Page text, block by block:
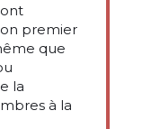
premier
que
la
à la